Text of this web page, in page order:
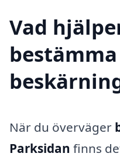
Vad
När du överväger
Parksidan finns